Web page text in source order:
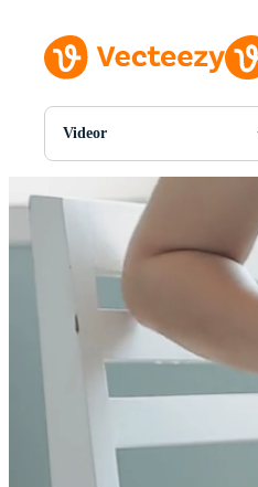
Videor
Alla Bilder
SVGs
Mallar
Vektorer
Videor
Rörlig grafik
Redaktionella Bilder
Redaktionella Evenemang